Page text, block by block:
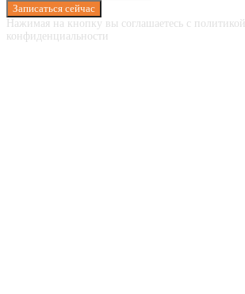
Записаться сейчас
Нажимая на кнопку вы соглашаетесь с политикой
конфиденциальности